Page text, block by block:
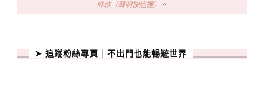
條款（聲明按這裡） 。
➤ 追蹤粉絲專頁｜不出門也能暢遊世界